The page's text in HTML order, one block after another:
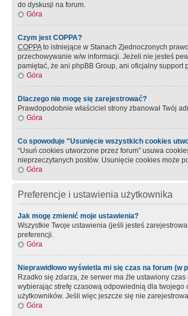
do dyskusji na forum.
Góra
Czym jest COPPA?
COPPAto istniejące w Stanach Zjednoczonych
przechowywanie w/w informacji. Jeżeli nie jesteś
pamiętać, że ani phpBB Group, ani oficjalny
Góra
Dlaczego nie mogę się zarejestrować?
Prawdopodobnie właściciel strony zbanował Twój
Góra
Co spowoduje "Usunięcie wszystkich cookies
“Usuń cookies utworzone przez forum” usuwa
nieprzeczytanych postów. Usunięcie cookies może
Góra
Preferencje i ustawienia użytkownika
Jak mogę zmienić moje ustawienia?
Wszystkie Twoje ustawienia (jeśli jesteś
preferencji.
Góra
Nieprawidłowo wyświetla mi się czas na forum (w
Rzadko się zdarza, że serwer ma źle ustawiony
wybierając strefę czasową odpowiednią dla twojego
użytkowników. Jeśli więc jeszcze się nie
Góra